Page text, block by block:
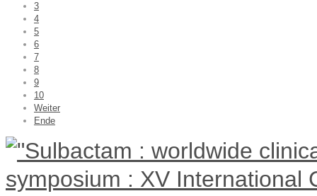
3
4
5
6
7
8
9
10
Weiter
Ende